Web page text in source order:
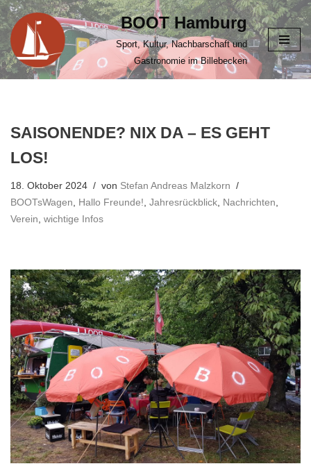
Zum
Inhalt
springen
BOOT Hamburg
Sport, Kultur, Nachbarschaft und
Gastronomie im Billebecken
SAISONENDE? NIX DA – ES GEHT
LOS!
18. Oktober 2024 von Stefan Andreas Malzkorn
BOOTsWagen, Hallo Freunde!, Jahresrückblick, Nachrichten,
Verein, wichtige Infos